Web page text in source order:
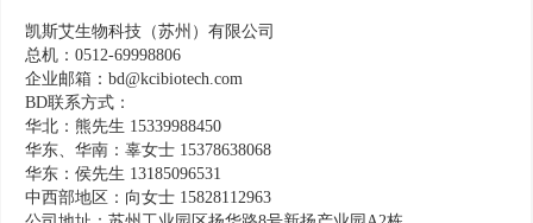
凯斯艾生物科技（苏州）有限公司
总机：0512-69998806
企业邮箱：bd@kcibiotech.com
BD联系方式：
华北：熊先生 15339988450
华东、华南：辜女士 15378638068
华东：侯先生 13185096531
中西部地区：向女士 15828112963